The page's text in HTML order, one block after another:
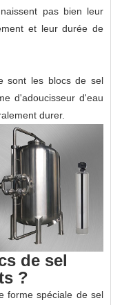
pas bien leur
et leur durée de
sont les blocs de sel
d'adoucisseur d'eau
durer.
de sel
?
forme spéciale de sel